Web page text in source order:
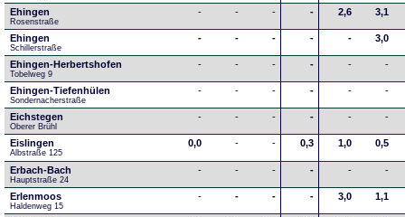
Ehingen
Rosenstraße
- - - - 2,6 3,1
Ehingen
Schillerstraße
- - - - - 3,0
Ehingen-Herbertshofen
Tobelweg 9
- - - - - -
Ehingen-Tiefenhülen
Sondernacherstraße
- - - - - -
Eichstegen
Oberer Brühl
- - - - - -
Eislingen
Albstraße 125
0,0 - - 0,3 1,0 0,5
Erbach-Bach
Hauptstraße 24
- - - - - -
Erlenmoos
Haldenweg 15
- - - - 3,0 1,1